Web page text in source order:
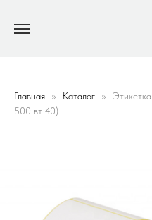
Главная Каталог
500 вт 40)